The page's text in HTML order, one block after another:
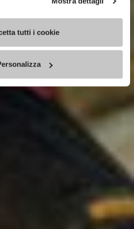
tutti i cookie